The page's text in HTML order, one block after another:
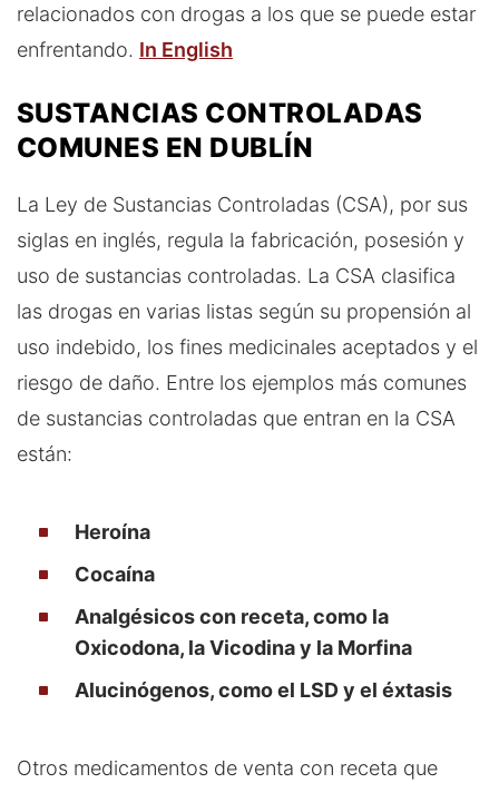
relacionados con drogas a los que se puede estar
enfrentando. In English
SUSTANCIAS CONTROLADAS
COMUNES EN DUBLÍN
La Ley de Sustancias Controladas (CSA), por sus
siglas en inglés, regula la fabricación, posesión y
uso de sustancias controladas. La CSA clasifica
las drogas en varias listas según su propensión al
uso indebido, los fines medicinales aceptados y el
riesgo de daño. Entre los ejemplos más comunes
de sustancias controladas que entran en la CSA
están:
Heroína
Cocaína
Analgésicos con receta, como la
Oxicodona, la Vicodina y la Morfina
Alucinógenos, como el LSD y el éxtasis
Otros medicamentos de venta con receta que